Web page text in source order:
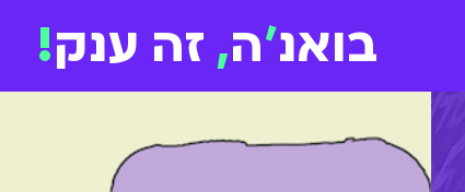
בואנ'ה, זה ענק!